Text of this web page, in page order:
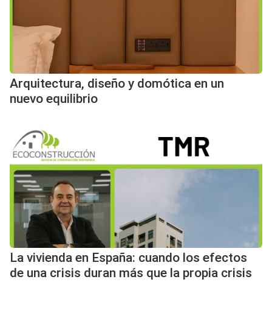
Arquitectura, diseño y domótica en un
nuevo equilibrio
La vivienda en España: cuando los efectos
de una crisis duran más que la propia crisis